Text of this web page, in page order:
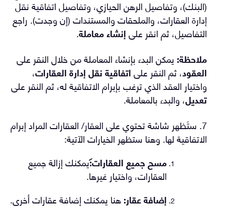
(البنك)، وتفاصيل الرهن الحيازي، وتفاصيل اتفاقية نقل
إدارة العقارات، والملحقات والمستندات (إن وجدت). راجع
التفاصيل، ثم انقر علىإنشاء معاملة.
ملاحظة: يمكن البدء بإنشاء المعاملة من خلال النقر على
العقود، ثم النقر علىاتفاقية نقل إدارة العقارات،
واختيار العقد الذي ترغب بإبرام الاتفاقية له، ثم النقر على
تعديل، والبدء بالمعاملة.
7. ستَظهر شاشة تحتوي على العقار/ العقارات المراد إبرام
الاتفاقية لها. وهنا ستظهر الخيارات الآتية:
مسح جميع العقارات:يمكنك إزالة جميع
العقارات، واختيار غيرها.
إضافة عقار:هنا يمكنك إضافة عقارات أخرى.